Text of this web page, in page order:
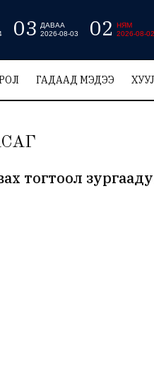
03
ДАВАА
2026-08-03
02
НЯМ
2026-08-02
ГАДААД МЭДЭЭ
тогтоол